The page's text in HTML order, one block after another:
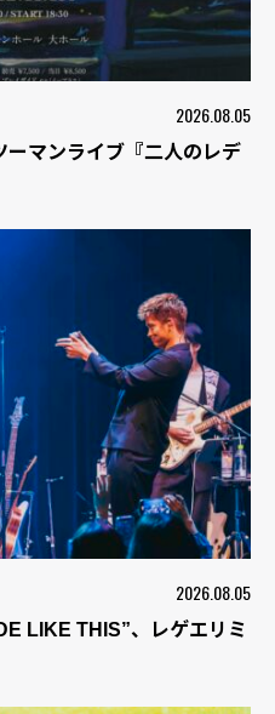
2026.08.05
ーマンライブ『二人のレデ
2026.08.05
LIKE THIS”、レゲエリミ